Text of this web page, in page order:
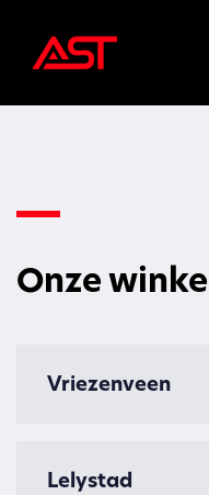
Onze
Vriezenveen
Lelystad